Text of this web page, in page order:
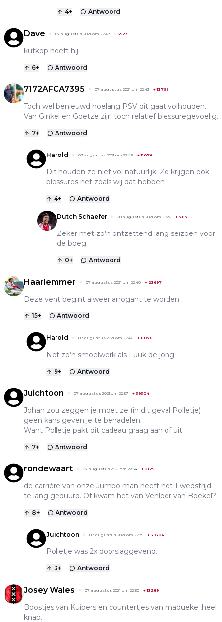
4+ Antwoord
Dave 07 augustus 2021 om 22:47 + 6923
kutkop heeft hij
6+ Antwoord
7172AFCA7395 07 augustus 2021 om 22:43 +13799
Toch wel benieuwd hoelang PSV dit gaat volhouden.
Van Ginkel en Goetze zijn toch relatief blessuregevoelig.
7+ Antwoord
Harold 07 augustus 2021 om 22:46 +11076
Dit houden ze niet vol natuurlijk. Ze krijgen ook
blessures net zoals wij dat hebben
4+ Antwoord
Dutch Schaefer 08 augustus 2021 om 18:26 + 7117
Zeker met zo’n ontzettend lang seizoen voor
de boeg.
0+ Antwoord
Haarlemmer 07 augustus 2021 om 22:40 + 23697
Deze vent begint alweer arrogant te worden
15+ Antwoord
Harold 07 augustus 2021 om 22:46 +11076
Net zo’n smoelwerk als Luuk de jong
9+ Antwoord
Juichtoon 07 augustus 2021 om 22:37 + 39304
Johan zou zeggen je moet ze (in dit geval Polletje)
geen kans geven je te benadelen.
Want Polletje pakt dit cadeau graag aan of uit.
7+ Antwoord
rondewaart 07 augustus 2021 om 22:34 + 2125
de carrière van onze Jumbo man heeft net 1 wedstrijd
te lang geduurd. Of kwam het van Venloer van Boekel?
8+ Antwoord
Juichtoon 07 augustus 2021 om 22:35 + 39304
Polletje was 2x doorslaggevend.
3+ Antwoord
Josey Wales 07 augustus 2021 om 22:30 +13289
Boostjes van Kuipers en countertjes van madueke ,heel
knap.